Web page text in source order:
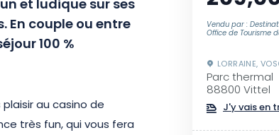
et ludique sur ses
En couple ou entre
100 %
au casino de
très fun, qui vous fera
Vendu par :
Office de Tourisme
LORRAINE,
Parc thermal
88800 Vittel
J'y vais en